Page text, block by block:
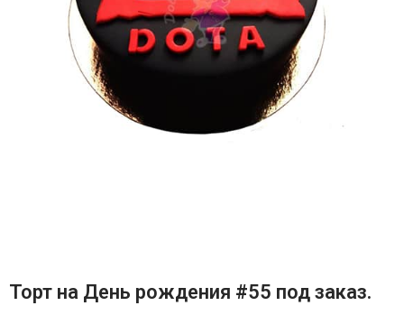
Торт на День рождения #55 под заказ.